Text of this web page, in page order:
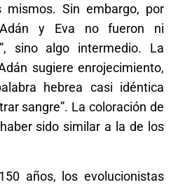
mismos. Sin embargo, por
Adán y Eva no fueron ni
sino algo intermedio. La
sugiere enrojecimiento,
hebrea casi idéntica
sangre”. La coloración de
sido similar a la de los
años, los evolucionistas